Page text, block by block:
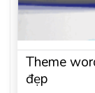
Theme
đẹp